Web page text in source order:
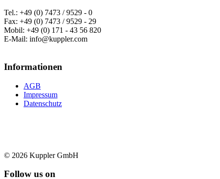
Tel.: +49 (0) 7473 / 9529 - 0
Fax: +49 (0) 7473 / 9529 - 29
Mobil: +49 (0) 171 - 43 56 820
E-Mail: info@kuppler.com
Informationen
AGB
Impressum
Datenschutz
© 2026 Kuppler GmbH
Follow us on